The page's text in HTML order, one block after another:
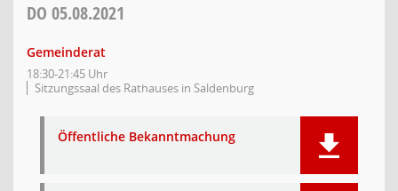
DO 05.08.2021
Gemeinderat
18:30-21:45 Uhr
Sitzungssaal des Rathauses in Saldenburg
Öffentliche Bekanntmachung